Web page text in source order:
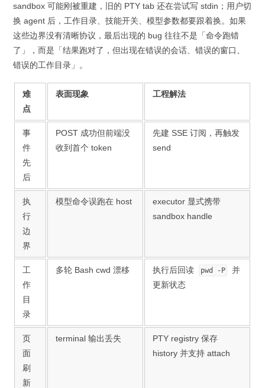
sandbox 可能刚被重建，旧的 PTY tab 还在尝试写 stdin；用户切
换 agent 后，工作目录、技能开关、模型参数都要跟着换。如果
这些边界没有清晰协议，最后出现的 bug 往往不是「命令跑错
了」，而是「结果跑对了，但出现在错误的会话、错误的窗口、
错误的工作目录」。
难
点
表面现象 工程解法
事
件
先
后
POST 成功但前端没
收到首个 token
先建 SSE 订阅，再触发
send
执
行
边
界
模型命令误跑在 host
executor 显式携带
sandbox handle
工
作
目
录
多轮 Bash cwd 漂移 执行后回读 pwd -P
并
更新状态
页
面
刷
新
terminal 输出丢失
PTY registry 保存
history 并支持 attach